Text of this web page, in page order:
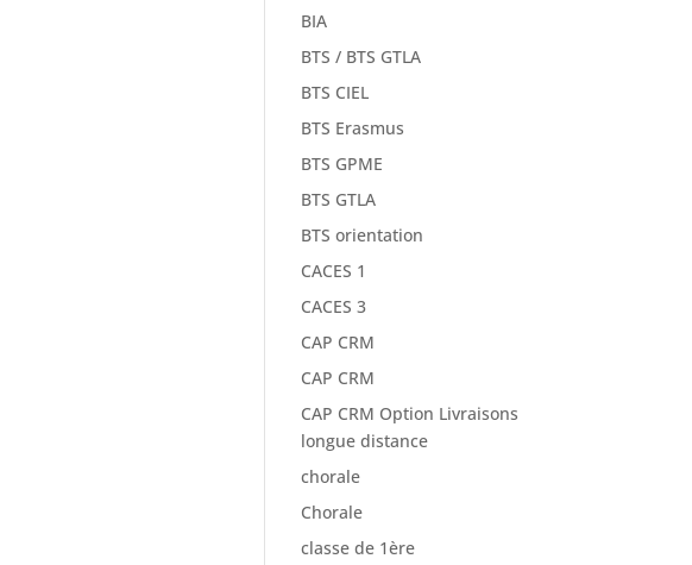
BIA
BTS / BTS GTLA
BTS CIEL
BTS Erasmus
BTS GPME
BTS GTLA
BTS orientation
CACES 1
CACES 3
CAP CRM
CAP CRM
CAP CRM Option Livraisons
longue distance
chorale
Chorale
classe de 1ère